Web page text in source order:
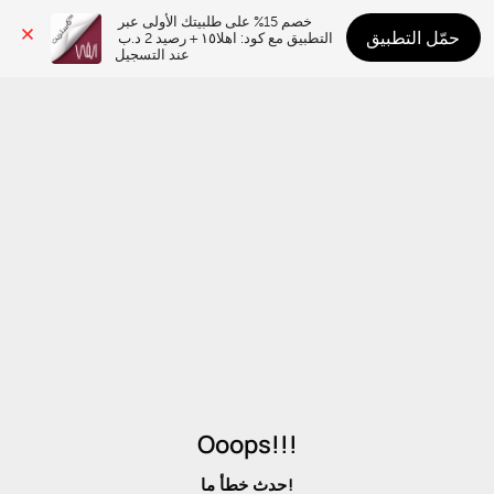
عند التسجيل
حمّل التطبيق
Ooops!!!
حدث خطأ ما!